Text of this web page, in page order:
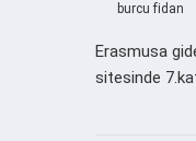
burcu fidan
Erasmusa
sitesinde